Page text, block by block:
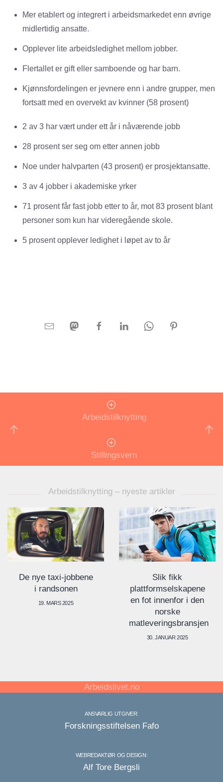
Mer etablert og integrert i arbeidsmarkedet enn øvrige
midlertidig ansatte.
Opplever lite arbeidsledighet mellom jobber.
Flertallet er gift eller samboende og har barn.
Kjønnsfordelingen er jevnere enn i andre grupper, men
fortsatt med en overvekt av kvinner (58 prosent)
2 av 3 har vært under ett år i nåværende jobb
28 prosent ser seg om etter annen jobb
Noe under halvparten (43 prosent) er prosjektansatte.
3 av 4 jobber i akademiske yrker
71 prosent får fast jobb etter to år, mot 83 prosent blant
personer som kun har videregående skole.
5 prosent opplever ledighet i løpet av to år
Arbeidstilknytting
Stillingsvern
Arbeidstilknytting – nyeste artikler
De nye taxi-jobbene
i randsonen
19. MARS 2025
Slik fikk
plattformselskapene
en fot innenfor i den
norske
matleveringsbransjen
30. JANUAR 2025
Arbeidslivet.no
ANSVARLIG UTGIVER:
Forskningsstiftelsen Fafo
WEBREDAKTØR OG DESIGN:
Alf Tore Bergsli